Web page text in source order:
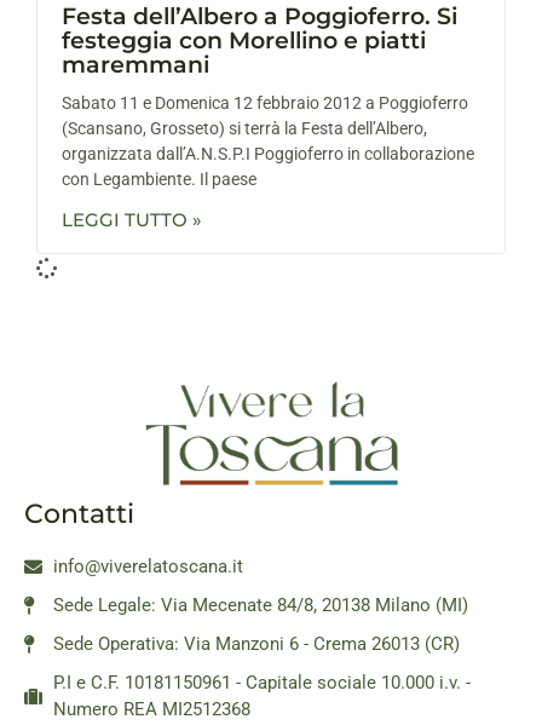
Festa dell’Albero a Poggioferro. Si
festeggia con Morellino e piatti
maremmani
Sabato 11 e Domenica 12 febbraio 2012 a Poggioferro
(Scansano, Grosseto) si terrà la Festa dell’Albero,
organizzata dall’A.N.S.P.I Poggioferro in collaborazione
con Legambiente. Il paese
LEGGI TUTTO »
Contatti
info@viverelatoscana.it
Sede Legale: Via Mecenate 84/8, 20138 Milano (MI)
Sede Operativa: Via Manzoni 6 - Crema 26013 (CR)
P.I e C.F. 10181150961 - Capitale sociale 10.000 i.v. -
Numero REA MI2512368